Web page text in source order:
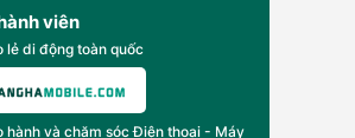
viên
lẻ di động toàn quốc
hành và chăm sóc Điện thoại - Máy